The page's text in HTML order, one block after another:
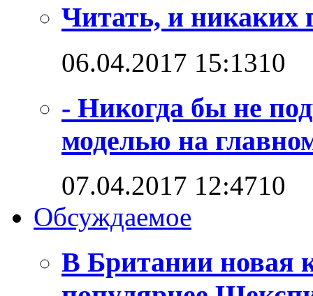
Читать, и никаких
06.04.2017 15:1310
- Никогда бы не
моделью на
07.04.2017 12:4710
Обсуждаемое
В Британии новая